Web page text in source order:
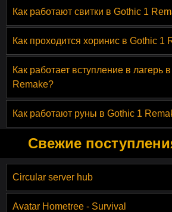
Как работают свитки в Gothic 1
Как проходится хоринис в Gothic 1
Как работает вступление в лагерь
Remake?
Как работают руны в Gothic 1
Свежие
Circular server hub
Avatar Hometree - Survival